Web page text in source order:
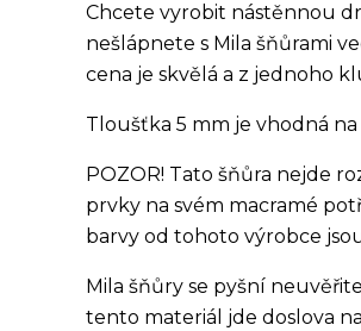
Chcete vyrobit nástěnnou
nešlápnete s Mila šňůrami
cena je skvělá a z jednoho
Tloušťka 5 mm je vhodná
POZOR! Tato šňůra nejde
prvky na svém macramé
barvy od tohoto výrobce
Mila šňůry se pyšní
tento materiál jde doslova